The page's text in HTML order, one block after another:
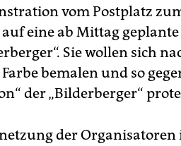
vom Postplatz
eine ab Mittag
Sie wollen sich
bemalen und so
der „Bilderberger“
der